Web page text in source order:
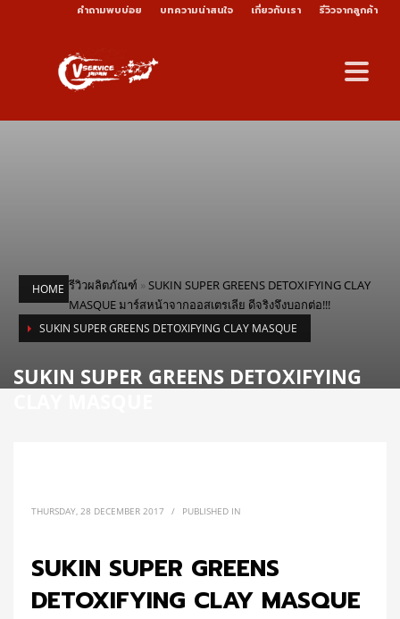
คำถามพบบ่อย บทความน่าสนใจ เกี่ยวกับเรา รีวิวจากลูกค้า
HOME รีวิวผลิตภัณฑ์ »SUKIN SUPER GREENS DETOXIFYING CLAY
MASQUE มาร์สหน้าจากออสเตรเลีย ดีจริงจึงบอกต่อ!!!
SUKIN SUPER GREENS DETOXIFYING CLAY MASQUE
SUKIN SUPER GREENS DETOXIFYING
THURSDAY, 28 DECEMBER 2017 / PUBLISHED IN
SUKIN SUPER GREENS
DETOXIFYING CLAY MASQUE